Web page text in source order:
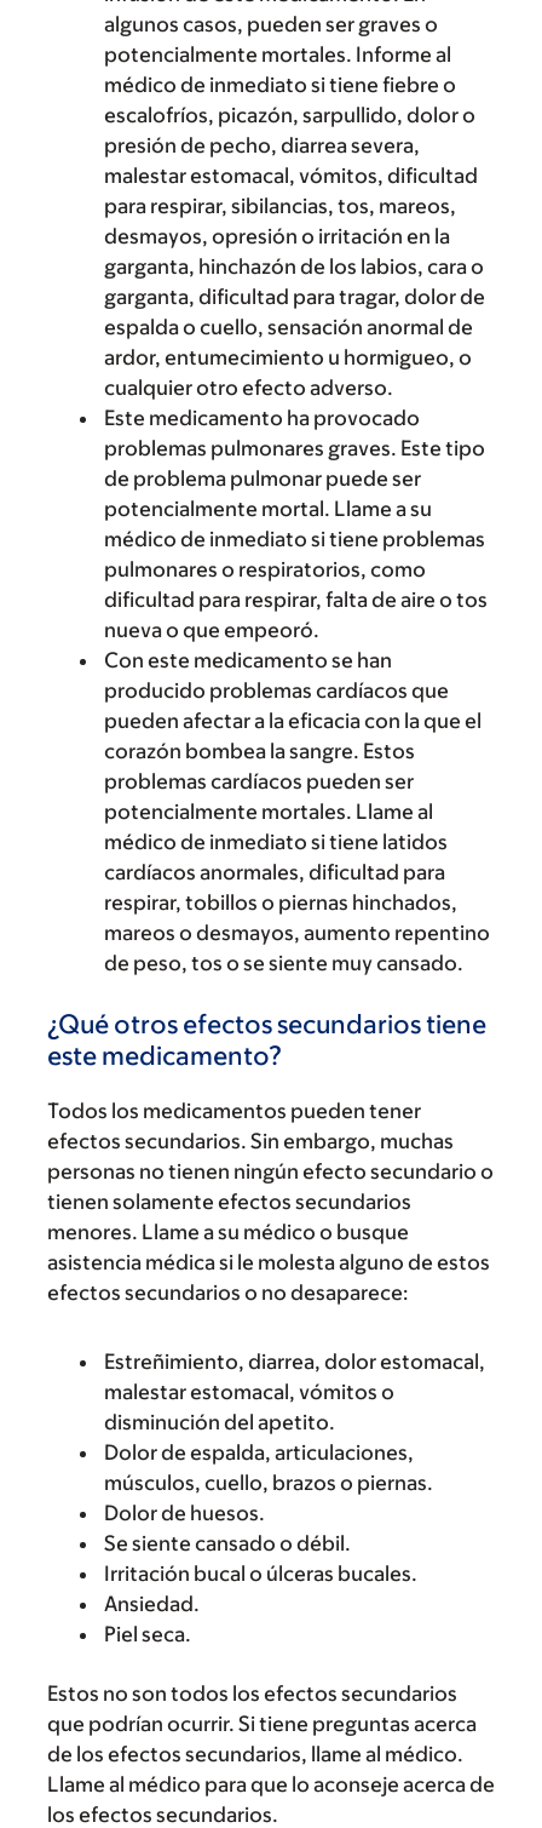
algunos casos, pueden ser graves o
potencialmente mortales. Informe al
médico de inmediato si tiene fiebre o
escalofríos, picazón, sarpullido, dolor o
presión de pecho, diarrea severa,
malestar estomacal, vómitos, dificultad
para respirar, sibilancias, tos, mareos,
desmayos, opresión o irritación en la
garganta, hinchazón de los labios, cara o
garganta, dificultad para tragar, dolor de
espalda o cuello, sensación anormal de
ardor, entumecimiento u hormigueo, o
cualquier otro efecto adverso.
Este medicamento ha provocado
problemas pulmonares graves. Este tipo
de problema pulmonar puede ser
potencialmente mortal. Llame a su
médico de inmediato si tiene problemas
pulmonares o respiratorios, como
dificultad para respirar, falta de aire o tos
nueva o que empeoró.
Con este medicamento se han
producido problemas cardíacos que
pueden afectar a la eficacia con la que el
corazón bombea la sangre. Estos
problemas cardíacos pueden ser
potencialmente mortales. Llame al
médico de inmediato si tiene latidos
cardíacos anormales, dificultad para
respirar, tobillos o piernas hinchados,
mareos o desmayos, aumento repentino
de peso, tos o se siente muy cansado.
¿Qué otros efectos secundarios tiene
este medicamento?
Todos los medicamentos pueden tener
efectos secundarios. Sin embargo, muchas
personas no tienen ningún efecto secundario o
tienen solamente efectos secundarios
menores. Llame a su médico o busque
asistencia médica si le molesta alguno de estos
efectos secundarios o no desaparece:
Estreñimiento, diarrea, dolor estomacal,
malestar estomacal, vómitos o
disminución del apetito.
Dolor de espalda, articulaciones,
músculos, cuello, brazos o piernas.
Dolor de huesos.
Se siente cansado o débil.
Irritación bucal o úlceras bucales.
Ansiedad.
Piel seca.
Estos no son todos los efectos secundarios
que podrían ocurrir. Si tiene preguntas acerca
de los efectos secundarios, llame al médico.
Llame al médico para que lo aconseje acerca de
los efectos secundarios.